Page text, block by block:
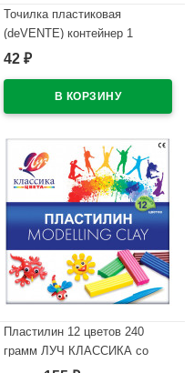
Точилка пластиковая
(deVENTE) контейнер 1
отверстие арт.4071308 (Ст.12)
42 ₽
Пластилин 12 цветов 240
грамм ЛУЧ КЛАССИКА со
стеком картонная коробка арт